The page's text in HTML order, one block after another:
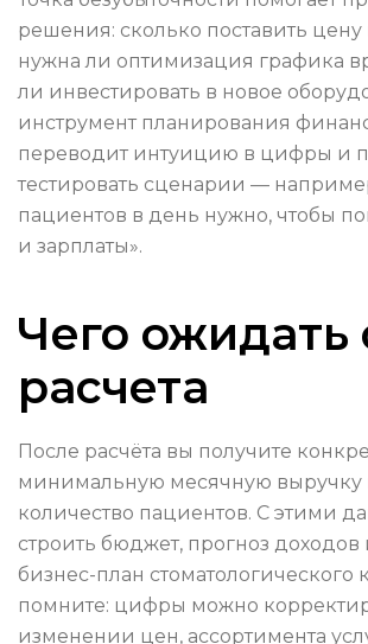
решения: сколько поставить цену
нужна ли оптимизация графика
ли инвестировать в новое
инструмент планирования
переводит интуицию в цифры и
тестировать сценарии —
пациентов в день нужно, чтобы
и зарплаты».
Чего ожидать
расчета
После расчёта вы получите
минимальную месячную выручку
количество пациентов. С этими
строить бюджет, прогноз доходов
бизнес-план стоматологического
помните: цифры можно
изменении цен, ассортимента